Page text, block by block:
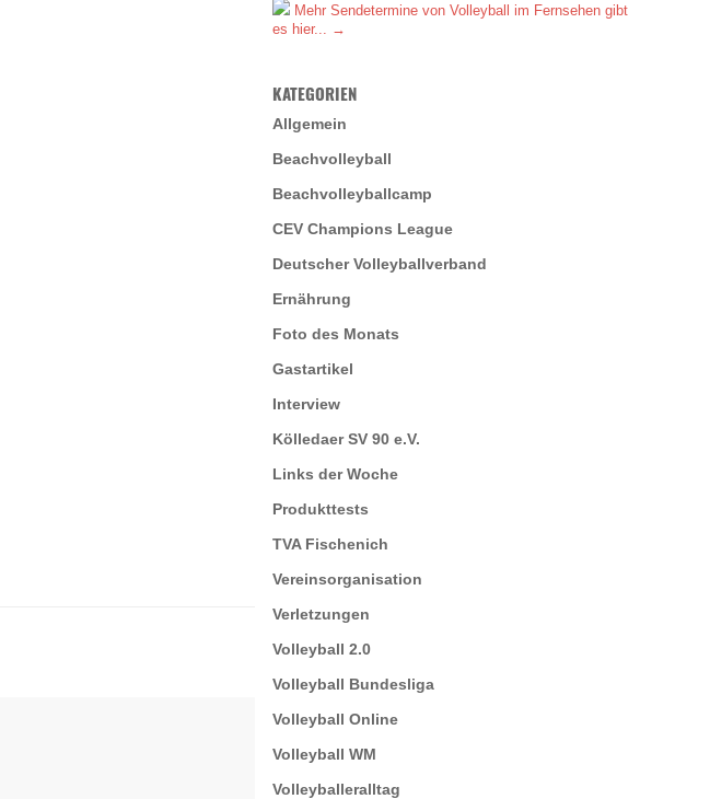
Mehr Sendetermine von Volleyball im Fernsehen gibt
es hier... →
KATEGORIEN
Allgemein
Beachvolleyball
Beachvolleyballcamp
CEV Champions League
Deutscher Volleyballverband
Ernährung
Foto des Monats
Gastartikel
Interview
Kölledaer SV 90 e.V.
Links der Woche
Produkttests
TVA Fischenich
Vereinsorganisation
Verletzungen
Volleyball 2.0
Volleyball Bundesliga
Volleyball Online
Volleyball WM
Volleyballeralltag